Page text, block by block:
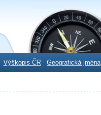
Výškopis ČR Geografická jména